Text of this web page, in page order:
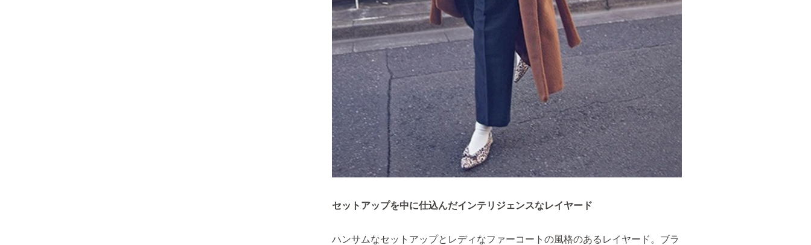
セットアップを中に仕込んだインテリジェンスなレイヤード
ハンサムなセットアップとレディなファーコートの風格のあるレイヤード。ブラ